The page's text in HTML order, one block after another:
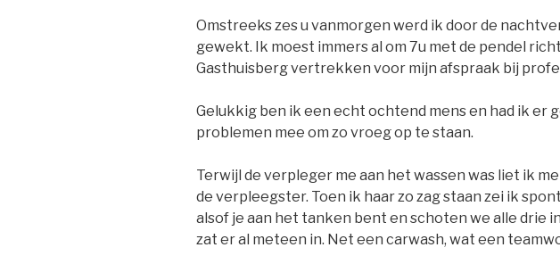
Omstreeks zes u vanmorgen werd ik door de
gewekt. Ik moest immers al om 7u met de pendel
Gasthuisberg vertrekken voor mijn afspraak bij
Gelukkig ben ik een echt ochtend mens en had ik er
problemen mee om zo vroeg op te staan.
Terwijl de verpleger me aan het wassen was liet ik
de verpleegster. Toen ik haar zo zag staan zei ik
alsof je aan het tanken bent en schoten we alle drie
zat er al meteen in. Net een carwash, wat een